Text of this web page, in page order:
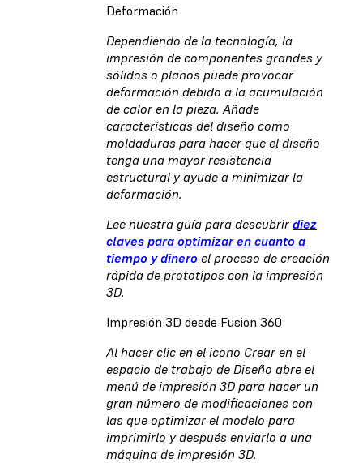
Deformación
Dependiendo de la tecnología, la
impresión de componentes grandes y
sólidos o planos puede provocar
deformación debido a la acumulación
de calor en la pieza. Añade
características del diseño como
moldaduras para hacer que el diseño
tenga una mayor resistencia
estructural y ayude a minimizar la
deformación.
Lee nuestra guía para descubrir diez
claves para optimizar en cuanto a
tiempo y dinero el proceso de creación
rápida de prototipos con la impresión
3D.
Impresión 3D desde Fusion 360
Al hacer clic en el icono Crear en el
espacio de trabajo de Diseño abre el
menú de impresión 3D para hacer un
gran número de modificaciones con
las que optimizar el modelo para
imprimirlo y después enviarlo a una
máquina de impresión 3D.